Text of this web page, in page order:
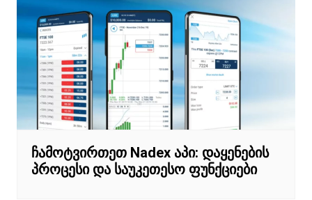
ჩამოტვირთეთ Nadex აპი: დაყენების
პროცესი და საუკეთესო ფუნქციები